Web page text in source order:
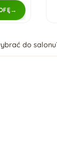
do